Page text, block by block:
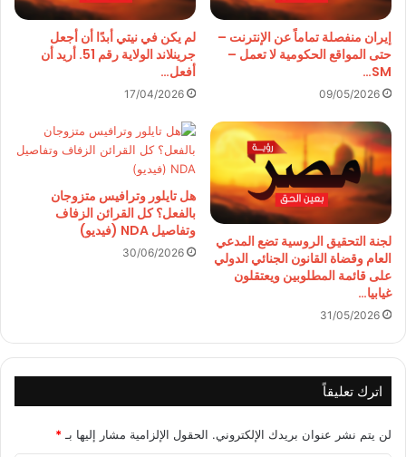
إيران منفصلة تماماً عن الإنترنت –
حتى المواقع الحكومية لا تعمل –
SM…
09/05/2026
لم يكن في نيتي أبدًا أن أجعل
جرينلاند الولاية رقم 51. أريد أن
أفعل…
17/04/2026
لجنة التحقيق الروسية تضع المدعي
العام وقضاة القانون الجنائي الدولي
على قائمة المطلوبين ويعتقلون
غيابيا…
31/05/2026
هل تايلور وترافيس متزوجان
بالفعل؟ كل القرائن الزفاف
وتفاصيل NDA (فيديو)
30/06/2026
اترك تعليقاً
لن يتم نشر عنوان بريدك الإلكتروني. الحقول الإلزامية مشار إليها بـ *